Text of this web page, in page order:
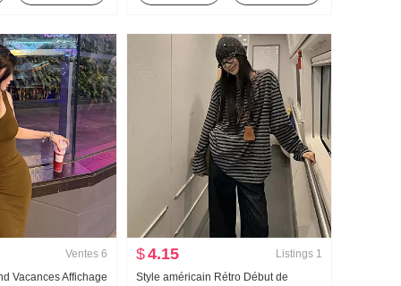
Feuille de Lotus Jupe Débardeur
Ventes 6
Vacances Affichage
$4.15 Listings 1
Style américain Rétro Début de